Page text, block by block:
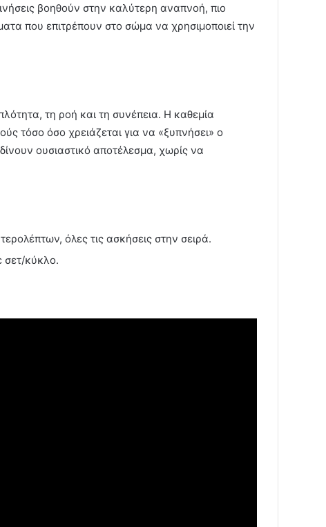
βοηθούν στην καλύτερη αναπνοή, πιο
που επιτρέπουν στο σώμα να χρησιμοποιεί την
τη ροή και τη συνέπεια. Η καθεμία
τόσο όσο χρειάζεται για να «ξυπνήσει» ο
ουσιαστικό αποτέλεσμα, χωρίς να
όλες τις ασκήσεις στην σειρά.
σετ/κύκλο.